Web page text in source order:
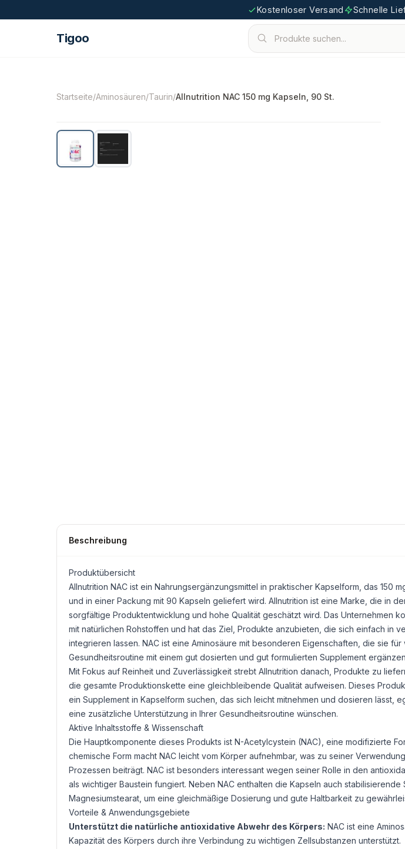
Kostenloser Versand Schnelle
Tigoo Produkte suchen...
©2026Nutri Nordic AB.Alle Rechte vorbehalten.tigoo.com
Startseite/Aminosäuren/Taurin/Allnutrition NAC 150 mg Kapseln, 90 St.
Beschreibung
Produktübersicht
Allnutrition NAC ist ein Nahrungsergänzungsmittel in praktischer Kapselform, das 150
und in einer Packung mit 90 Kapseln geliefert wird. Allnutrition ist eine Marke, die in
sorgfältige Produktentwicklung und hohe Qualität geschätzt wird. Das Unternehmen
mit natürlichen Rohstoffen und hat das Ziel, Produkte anzubieten, die sich einfach in
integrieren lassen. NAC ist eine Aminosäure mit besonderen Eigenschaften, die sie
Gesundheitsroutine mit einem gut dosierten und gut formulierten Supplement
Mit Fokus auf Reinheit und Zuverlässigkeit strebt Allnutrition danach, Produkte zu
die gesamte Produktionskette eine gleichbleibende Qualität aufweisen. Dieses
ein Supplement in Kapselform suchen, das sich leicht mitnehmen und dosieren lässt,
eine zusätzliche Unterstützung in Ihrer Gesundheitsroutine wünschen.
Aktive Inhaltsstoffe & Wissenschaft
Die Hauptkomponente dieses Produkts ist N-Acetylcystein (NAC), eine modifizierte
chemische Form macht NAC leicht vom Körper aufnehmbar, was zu seiner
Prozessen beiträgt. NAC ist besonders interessant wegen seiner Rolle in den
als wichtiger Baustein fungiert. Neben NAC enthalten die Kapseln auch
Magnesiumstearat , um eine gleichmäßige Dosierung und gute Haltbarkeit zu
Vorteile & Anwendungsgebiete
Unterstützt die natürliche antioxidative Abwehr des Körpers: NAC ist eine
Kapazität des Körpers durch ihre Verbindung zu wichtigen Zellsubstanzen unterstützt.